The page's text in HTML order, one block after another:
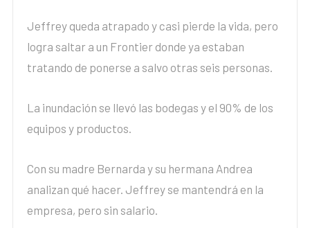
Jeffrey queda atrapado y casi pierde la vida, pero
logra saltar a un Frontier donde ya estaban
tratando de ponerse a salvo otras seis personas.
La inundación se llevó las bodegas y el 90% de los
equipos y productos.
Con su madre Bernarda y su hermana Andrea
analizan qué hacer. Jeffrey se mantendrá en la
empresa, pero sin salario.